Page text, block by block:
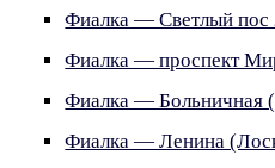
Фиалка — Светлый пос
Фиалка — проспект
Фиалка — Больничная
Фиалка — Ленина